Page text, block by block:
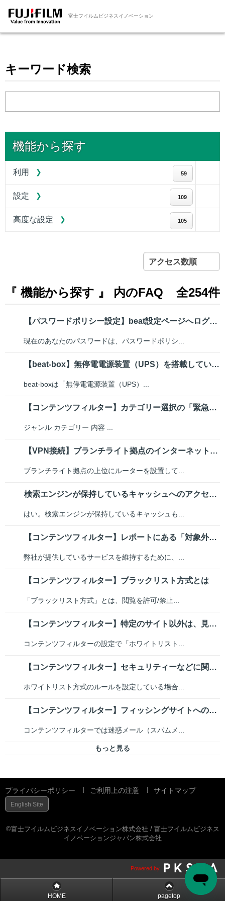
富士フイルムビジネスイノベーション
キーワード検索
機能から探す
利用 59
設定 109
高度な設定 105
アクセス数順
『 機能から探す 』 内のFAQ 全254件
【パスワードポリシー設定】beat設定ページへログインする際にパスワード変...
現在のあなたのパスワードは、パスワードポリシ...
【beat-box】無停電電源装置（UPS）を搭載しているか
beat-boxは「無停電電源装置（UPS）...
【コンテンツフィルター】カテゴリー選択の「緊急」と「特殊」はどのようなサイ...
ジャンル カテゴリー 内容 ...
【VPN接続】ブランチライト拠点のインターネット側にルーターを設置すること...
ブランチライト拠点の上位にルーターを設置して...
検索エンジンが保持しているキャッシュへのアクセスも、フィルタリングの対象に...
はい。検索エンジンが保持しているキャッシュも...
【コンテンツフィルター】レポートにある「対象外」というカテゴリーはどんなものか
弊社が提供しているサービスを維持するために、...
【コンテンツフィルター】ブラックリスト方式とは
「ブラックリスト方式」とは、閲覧を許可/禁止...
【コンテンツフィルター】特定のサイト以外は、見せないようにすることはできますか？
コンテンツフィルターの設定で「ホワイトリスト...
【コンテンツフィルター】セキュリティーなどに関連する通信ができないことはあるか
ホワイトリスト方式のルールを設定している場合...
【コンテンツフィルター】フィッシングサイトへのアクセスをブロックしたい
コンテンツフィルターでは迷惑メール（スパムメ...
もっと見る
プライバシーポリシー ご利用上の注意 サイトマップ
English Site
©富士フイルムビジネスイノベーション株式会社 / 富士フイルムビジネス
イノベーションジャパン株式会社
Powered by
HOME pagetop